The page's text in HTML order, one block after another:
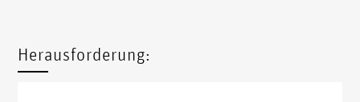
Herausforderung: